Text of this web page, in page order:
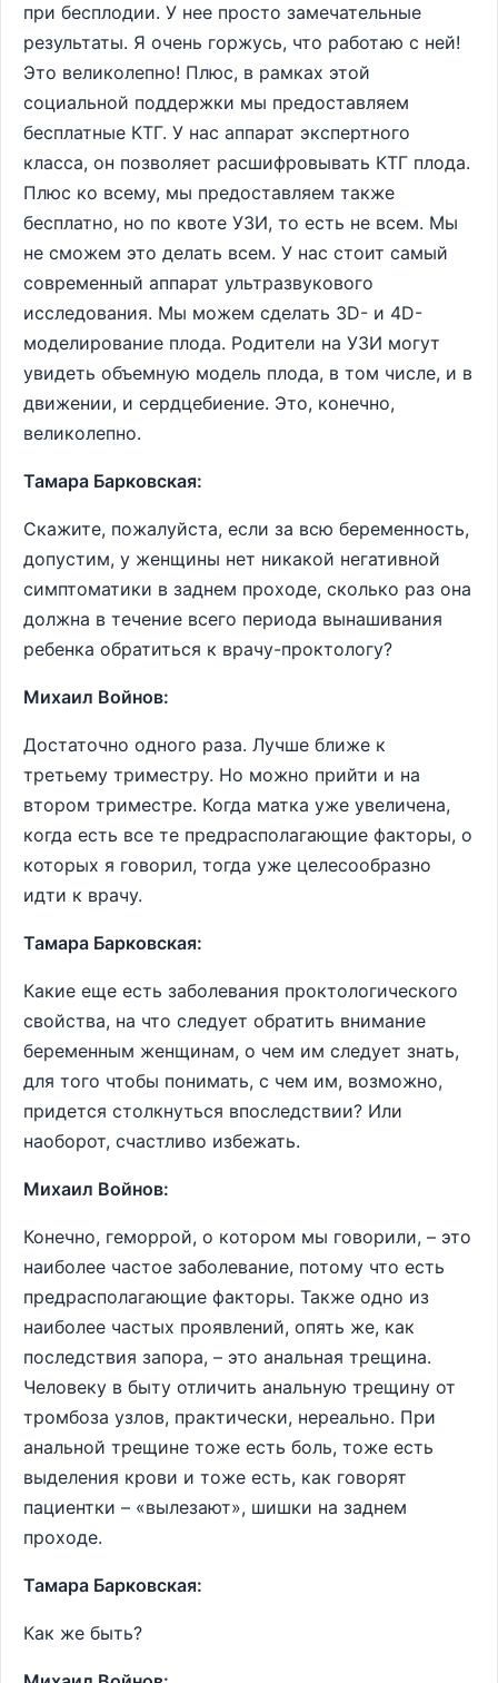
при бесплодии. У нее просто замечательные
результаты. Я очень горжусь, что работаю с ней!
Это великолепно! Плюс, в рамках этой
социальной поддержки мы предоставляем
бесплатные КТГ. У нас аппарат экспертного
класса, он позволяет расшифровывать КТГ плода.
Плюс ко всему, мы предоставляем также
бесплатно, но по квоте УЗИ, то есть не всем. Мы
не сможем это делать всем. У нас стоит самый
современный аппарат ультразвукового
исследования. Мы можем сделать 3D- и 4D-
моделирование плода. Родители на УЗИ могут
увидеть объемную модель плода, в том числе, и в
движении, и сердцебиение. Это, конечно,
великолепно.
Тамара Барковская:
Скажите, пожалуйста, если за всю беременность,
допустим, у женщины нет никакой негативной
симптоматики в заднем проходе, сколько раз она
должна в течение всего периода вынашивания
ребенка обратиться к врачу-проктологу?
Михаил Войнов:
Достаточно одного раза. Лучше ближе к
третьему триместру. Но можно прийти и на
втором триместре. Когда матка уже увеличена,
когда есть все те предрасполагающие факторы, о
которых я говорил, тогда уже целесообразно
идти к врачу.
Тамара Барковская:
Какие еще есть заболевания проктологического
свойства, на что следует обратить внимание
беременным женщинам, о чем им следует знать,
для того чтобы понимать, с чем им, возможно,
придется столкнуться впоследствии? Или
наоборот, счастливо избежать.
Михаил Войнов:
Конечно, геморрой, о котором мы говорили, – это
наиболее частое заболевание, потому что есть
предрасполагающие факторы. Также одно из
наиболее частых проявлений, опять же, как
последствия запора, – это анальная трещина.
Человеку в быту отличить анальную трещину от
тромбоза узлов, практически, нереально. При
анальной трещине тоже есть боль, тоже есть
выделения крови и тоже есть, как говорят
пациентки – «вылезают», шишки на заднем
проходе.
Тамара Барковская:
Как же быть?